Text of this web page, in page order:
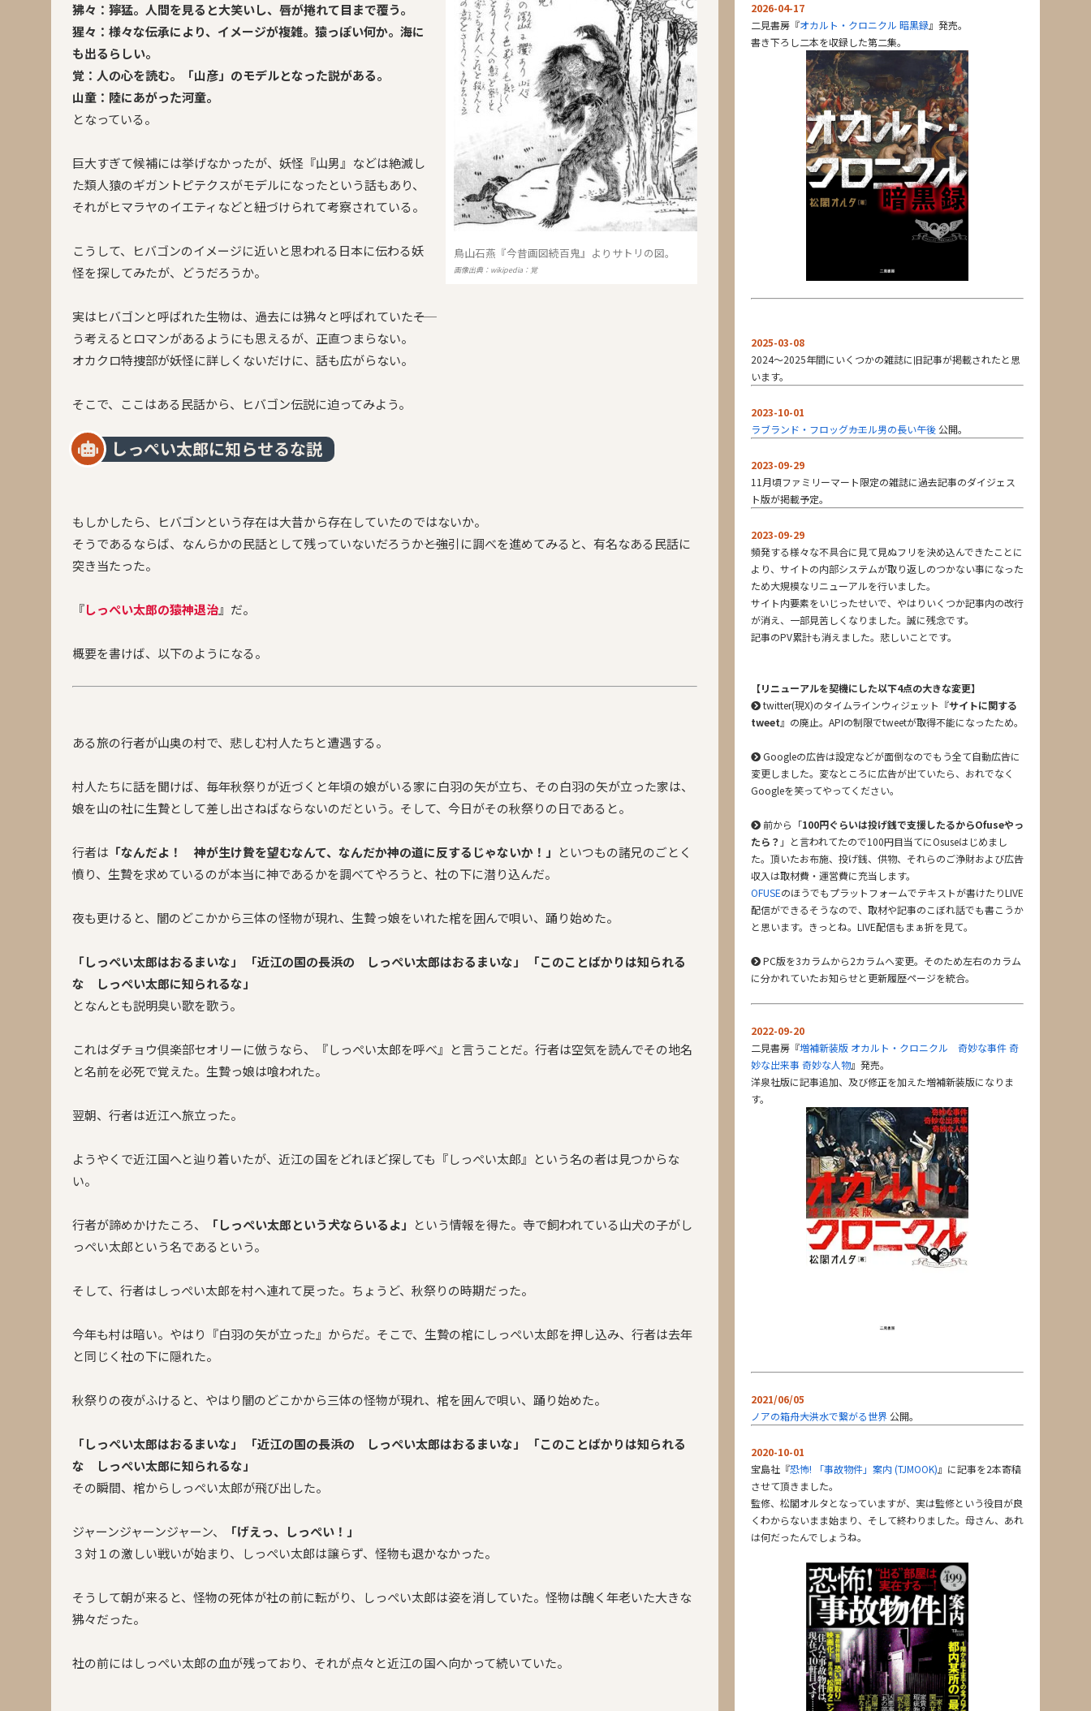
鳥山石燕『今昔画図続百鬼』よりサトリの図。
画像出典：wikipedia：覚
狒々：獰猛。人間を見ると大笑いし、唇が捲れて目まで覆う。
猩々：様々な伝承により、イメージが複雑。猿っぽい何か。海に
も出るらしい。
覚：人の心を読む。「山彦」のモデルとなった説がある。
山童：陸にあがった河童。
となっている。
巨大すぎて候補には挙げなかったが、妖怪『山男』などは絶滅し
た類人猿のギガントピテクスがモデルになったという話もあり、
それがヒマラヤのイエティなどと紐づけられて考察されている。
こうして、ヒバゴンのイメージに近いと思われる日本に伝わる妖
怪を探してみたが、どうだろうか。
実はヒバゴンと呼ばれた生物は、過去には狒々と呼ばれていた――そ
う考えるとロマンがあるようにも思えるが、正直つまらない。
オカクロ特捜部が妖怪に詳しくないだけに、話も広がらない。
そこで、ここはある民話から、ヒバゴン伝説に迫ってみよう。
しっぺい太郎に知らせるな説
もしかしたら、ヒバゴンという存在は大昔から存在していたのではないか。
そうであるならば、なんらかの民話として残っていないだろうか――と強引に調べを進めてみると、有名なある民話に
突き当たった。
『しっぺい太郎の猿神退治』だ。
概要を書けば、以下のようになる。
ある旅の行者が山奥の村で、悲しむ村人たちと遭遇する。
村人たちに話を聞けば、毎年秋祭りが近づくと年頃の娘がいる家に白羽の矢が立ち、その白羽の矢が立った家は、
娘を山の社に生贄として差し出さねばならないのだという。そして、今日がその秋祭りの日であると。
行者は 「なんだよ！ 神が生け贄を望むなんて、なんだか神の道に反するじゃないか！」 といつもの諸兄のごとく
憤り、生贄を求めているのが本当に神であるかを調べてやろうと、社の下に潜り込んだ。
夜も更けると、闇のどこかから三体の怪物が現れ、生贄っ娘をいれた棺を囲んで唄い、踊り始めた。
「しっぺい太郎はおるまいな」 「近江の国の長浜の しっぺい太郎はおるまいな」
「このことばかりは知られる
な しっぺい太郎に知られるな」
となんとも説明臭い歌を歌う。
これはダチョウ倶楽部セオリーに倣うなら、『しっぺい太郎を呼べ』と言うことだ。行者は空気を読んでその地名
と名前を必死で覚えた。生贄っ娘は喰われた。
翌朝、行者は近江へ旅立った。
ようやくで近江国へと辿り着いたが、近江の国をどれほど探しても『しっぺい太郎』という名の者は見つからな
い。
行者が諦めかけたころ、 「しっぺい太郎という犬ならいるよ」 という情報を得た。寺で飼われている山犬の子がし
っぺい太郎という名であるという。
そして、行者はしっぺい太郎を村へ連れて戻った。ちょうど、秋祭りの時期だった。
今年も村は暗い。やはり『白羽の矢が立った』からだ。そこで、生贄の棺にしっぺい太郎を押し込み、行者は去年
と同じく社の下に隠れた。
秋祭りの夜がふけると、やはり闇のどこかから三体の怪物が現れ、棺を囲んで唄い、踊り始めた。
「しっぺい太郎はおるまいな」 「近江の国の長浜の しっぺい太郎はおるまいな」
「このことばかりは知られる
な しっぺい太郎に知られるな」
その瞬間、棺からしっぺい太郎が飛び出した。
ジャーンジャーンジャーン、
「げえっ、しっぺい！」
３対１の激しい戦いが始まり、しっぺい太郎は譲らず、怪物も退かなかった。
そうして朝が来ると、怪物の死体が社の前に転がり、しっぺい太郎は姿を消していた。怪物は醜く年老いた大きな
狒々だった。
社の前にはしっぺい太郎の血が残っており、それが点々と近江の国へ向かって続いていた。
2026-04-17
二見書房『オカルト・クロニクル 暗黒録』発売。
書き下ろし二本を収録した第二集。
2025-03-08
2024～2025年間にいくつかの雑誌に旧記事が掲載されたと思
います。
2023-10-01
ラブランド・フロッグ――カエル男の長い午後公開。
2023-09-29
11月頃ファミリーマート限定の雑誌に過去記事のダイジェス
ト版が掲載予定。
2023-09-29
頻発する様々な不具合に見て見ぬフリを決め込んできたことに
より、サイトの内部システムが取り返しのつかない事になった
ため大規模なリニューアルを行いました。
サイト内要素をいじったせいで、やはりいくつか記事内の改行
が消え、一部見苦しくなりました。誠に残念です。
記事のPV累計も消えました。悲しいことです。
【リニューアルを契機にした以下4点の大きな変更】
twitter(現X)のタイムラインウィジェット『サイトに関する
tweet』の廃止。APIの制限でtweetが取得不能になったため。
Googleの広告は設定などが面倒なのでもう全て自動広告に
変更しました。変なところに広告が出ていたら、おれでなく
Googleを笑ってやってください。
前から「100円ぐらいは投げ銭で支援したるからOfuseやっ
たら？ 」と言われてたので100円目当てにOsuseはじめまし
た。頂いたお布施、投げ銭、供物、それらのご浄財および広告
収入は取材費・運営費に充当します。
OFUSEのほうでもプラットフォームでテキストが書けたりLIVE
配信ができるそうなので、取材や記事のこぼれ話でも書こうか
と思います。きっとね。LIVE配信もまぁ折を見て。
PC版を3カラムから2カラムへ変更。そのため左右のカラム
に分かれていたお知らせと更新履歴ページを統合。
2022-09-20
二見書房『増補新装版 オカルト・クロニクル 奇妙な事件 奇
妙な出来事 奇妙な人物』発売。
洋泉社版に記事追加、及び修正を加えた増補新装版になりま
す。
2021/06/05
ノアの箱舟――大洪水で繋がる世界公開。
2020-10-01
宝島社『恐怖! 「事故物件」案内 (TJMOOK)』に記事を2本寄稿
させて頂きました。
監修、松閣オルタとなっていますが、実は監修という役目が良
くわからないまま始まり、そして終わりました。母さん、あれ
は何だったんでしょうね。